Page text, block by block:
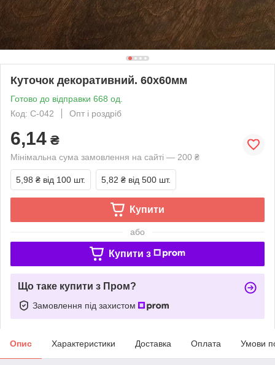
Куточок декоративний. 60х60мм
Готово до відправки 668 од.
Код: C-042
Опт і роздріб
6,14 ₴
Мінімальна сума замовлення на сайті — 200 ₴
5,98 ₴ від 100 шт. 5,82 ₴ від 500 шт.
Купити
або
Купити з
Що таке купити з Пром?
Замовлення під захистом
Опис Характеристики Доставка Оплата Умови